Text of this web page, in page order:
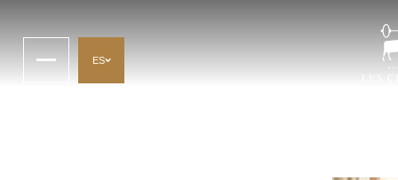
ES